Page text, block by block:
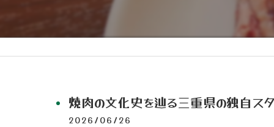
焼肉の文化史を辿る三重県の独自ス
2026/06/26